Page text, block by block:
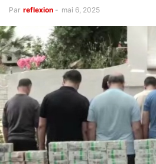
Par reflexion - mai 6, 2025